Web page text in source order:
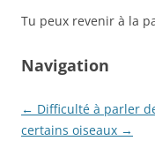
Tu peux revenir à la
Navigation
← Difficulté à parler
certains oiseaux →